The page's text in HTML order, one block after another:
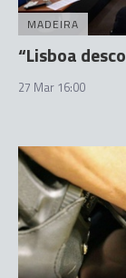
MADEIRA
“Lisboa
27 Mar 16:00